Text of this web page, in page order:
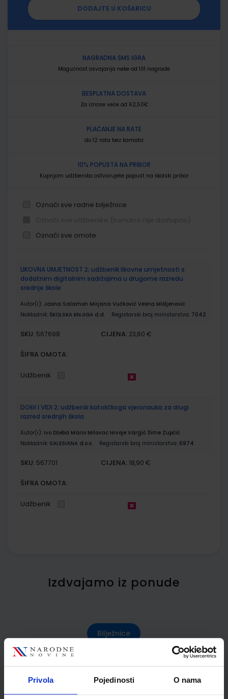
Privola Pojedinosti O nama
DODAJTE U KOŠARICU
NAGRADNA SMS IGRA
Mogućnost osvajanja neke od 101 nagrade
BESPLATNA DOSTAVA
Za iznose veće od 62,50€
PLAĆANJE NA RATE
do 12 rata bez kamata
10% POPUSTA NA PRIBOR
Kupnjom udžbenika ostvarujete popust na školski pribor
Označi sve radne bilježnice
Označi sve omote
proizvodi
LIKOVNA UMJETNOST 2; udžbenik likovne umjetnosti s
dodatnim digitalnim sadržajima u drugome razredu
srednje škole
Autor(i): Jasna Salamon Mirjana Vučković Vesna Mišljenović
Nakladnik: ŠKOLSKA KNJIGA d.d. Registarski broj ministarstva: 7042
SKU: 567698 CIJENA: 23,60 €
ŠIFRA OMOTA:
Udžbenik
DOĐI I VIDI 2; udžbenik katoličkoga vjeronauka za drugi
razred srednjih škola
Autor(i): Ivo Džeba Mario Milovac Hrvoje Vargić Šime Zupčić
Nakladnik: SALESIANA d.o.o. Registarski broj ministarstva: 6974
SKU: 567701 CIJENA: 18,90 €
ŠIFRA OMOTA:
Udžbenik
Izdvajamo iz ponude
Bilježnice